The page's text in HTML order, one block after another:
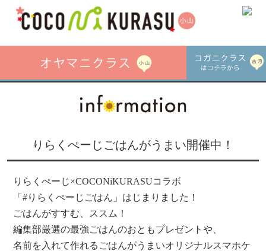
りらくぺーじごはんがうまい開催中！
りらくぺーじ×COCONiKURASUコラボ
「#りらくぺーじごはん」はじまりました！
ごはんがすすむ、ススム！
編集部厳選の最強ごはんのおともプレゼントや、
名前を入れて作れるごはんがうまいオリジナルスマホケ